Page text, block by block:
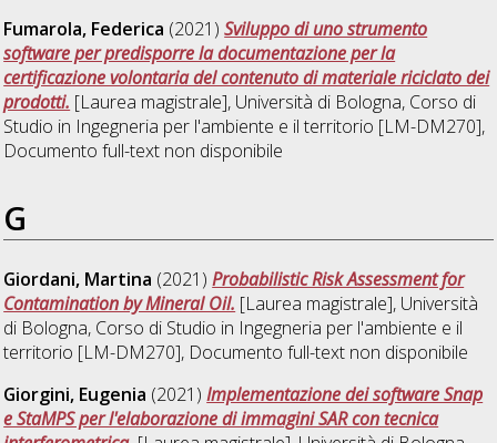
Fumarola, Federica (2021)Sviluppo di uno strumento
software per predisporre la documentazione per la
certificazione volontaria del contenuto di materiale riciclato dei
prodotti. [Laurea magistrale], Università di Bologna, Corso di
Studio in Ingegneria per l'ambiente e il territorio [LM-DM270],
Documento full-text non disponibile
G
Giordani, Martina (2021)Probabilistic Risk Assessment for
Contamination by Mineral Oil. [Laurea magistrale], Università
di Bologna, Corso di Studio in Ingegneria per l'ambiente e il
territorio [LM-DM270], Documento full-text non disponibile
Giorgini, Eugenia (2021)Implementazione dei software Snap
e StaMPS per l'elaborazione di immagini SAR con tecnica